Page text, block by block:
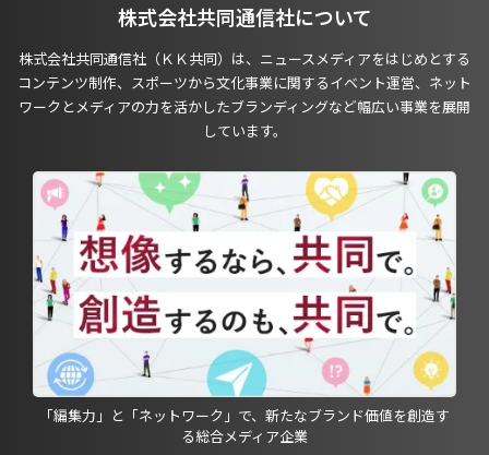
株式会社共同通信社について
株式会社共同通信社（ＫＫ共同）は、ニュースメディアをはじめとする
コンテンツ制作、スポーツから文化事業に関するイベント運営、ネット
ワークとメディアの力を活かしたブランディングなど幅広い事業を展開
しています。
「編集力」と「ネットワーク」で、新たなブランド価値を創造す
る総合メディア企業